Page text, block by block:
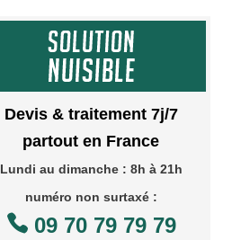
Devis & traitement 7j/7
partout en France
Lundi au dimanche : 8h à 21h
numéro non surtaxé :
09 70 79 79 79